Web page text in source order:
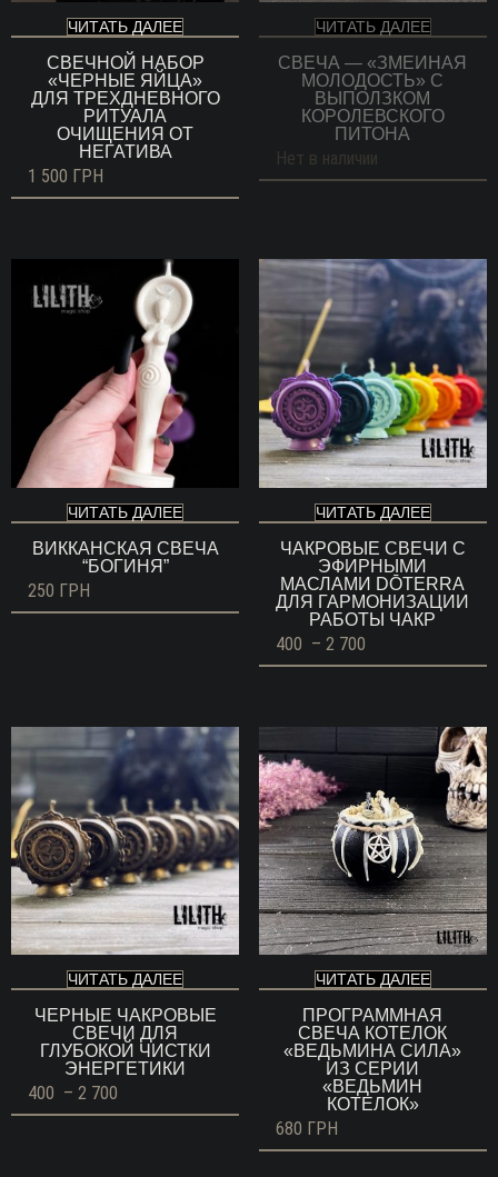
ЧИТАТЬ ДАЛЕЕ
СВЕЧНОЙ НАБОР
«ЧЕРНЫЕ ЯЙЦА»
ДЛЯ ТРЕХДНЕВНОГО
РИТУАЛА
ОЧИЩЕНИЯ ОТ
НЕГАТИВА
1 500 ГРН
ЧИТАТЬ ДАЛЕЕ
СВЕЧА — «ЗМЕИНАЯ
МОЛОДОСТЬ» С
ВЫПОЛЗКОМ
КОРОЛЕВСКОГО
ПИТОНА
Нет в наличии
ЧИТАТЬ ДАЛЕЕ
ВИККАНСКАЯ СВЕЧА
“БОГИНЯ”
250 ГРН
ЧИТАТЬ ДАЛЕЕ
ЧАКРОВЫЕ СВЕЧИ С
ЭФИРНЫМИ
МАСЛАМИ DŌTERRA
ДЛЯ ГАРМОНИЗАЦИИ
РАБОТЫ ЧАКР
400 – 2 700
цен:
700 ГРН
ЧИТАТЬ ДАЛЕЕ
ЧЕРНЫЕ ЧАКРОВЫЕ
СВЕЧИ ДЛЯ
ГЛУБОКОЙ ЧИСТКИ
ЭНЕРГЕТИКИ
400 – 2 700
цен:
ЧИТАТЬ ДАЛЕЕ
ПРОГРАММНАЯ
СВЕЧА КОТЕЛОК
«ВЕДЬМИНА СИЛА»
ИЗ СЕРИИ
«ВЕДЬМИН
КОТЕЛОК»
680 ГРН